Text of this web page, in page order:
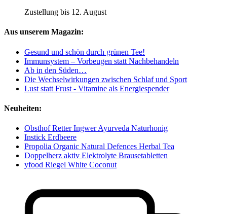
Zustellung bis 12. August
Aus unserem Magazin:
Gesund und schön durch grünen Tee!
Immunsystem – Vorbeugen statt Nachbehandeln
Ab in den Süden…
Die Wechselwirkungen zwischen Schlaf und Sport
Lust statt Frust - Vitamine als Energiespender
Neuheiten:
Obsthof Retter Ingwer Ayurveda Naturhonig
Instick Erdbeere
Propolia Organic Natural Defences Herbal Tea
Doppelherz aktiv Elektrolyte Brausetabletten
yfood Riegel White Coconut